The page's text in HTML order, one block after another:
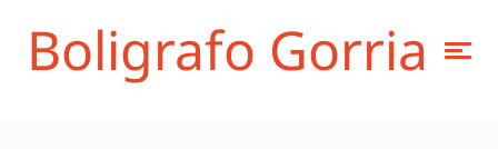
Boligrafo Gorria